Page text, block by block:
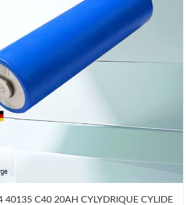
40135 C40 20AH CYLYDRIQUE CYLIDE